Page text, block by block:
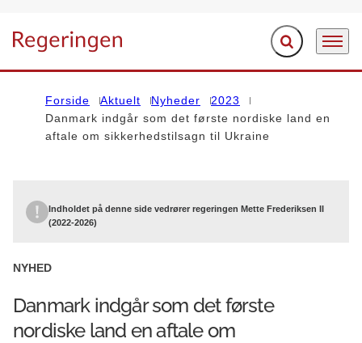
Gå til forsiden Fold søgefelt ud
Menu
Forside Aktuelt Nyheder
2023
Danmark indgår som det første nordiske land en
aftale om sikkerhedstilsagn til Ukraine
Indholdet på denne side vedrører regeringen Mette Frederiksen II
(2022-2026)
NYHED
Danmark indgår som det første
nordiske land en aftale om